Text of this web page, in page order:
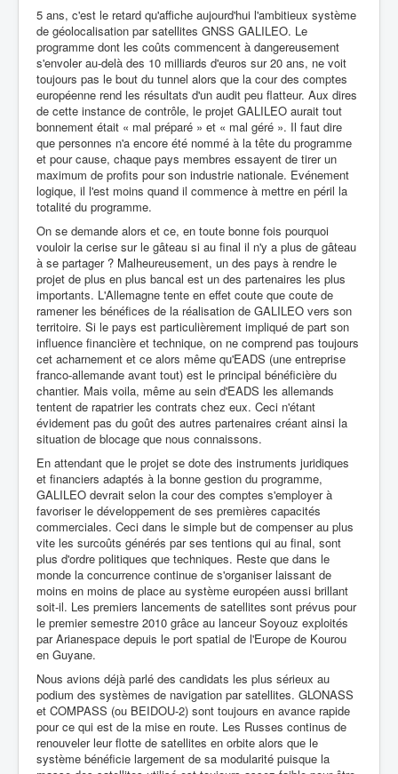
5 ans, c'est le retard qu'affiche aujourd'hui l'ambitieux système
de géolocalisation par satellites GNSS GALILEO. Le
programme dont les coûts commencent à dangereusement
s'envoler au-delà des 10 milliards d'euros sur 20 ans, ne voit
toujours pas le bout du tunnel alors que la cour des comptes
européenne rend les résultats d'un audit peu flatteur. Aux dires
de cette instance de contrôle, le projet GALILEO aurait tout
bonnement était « mal préparé » et « mal géré ». Il faut dire
que personnes n'a encore été nommé à la tête du programme
et pour cause, chaque pays membres essayent de tirer un
maximum de profits pour son industrie nationale. Evénement
logique, il l'est moins quand il commence à mettre en péril la
totalité du programme.
On se demande alors et ce, en toute bonne fois pourquoi
vouloir la cerise sur le gâteau si au final il n'y a plus de gâteau
à se partager ? Malheureusement, un des pays à rendre le
projet de plus en plus bancal est un des partenaires les plus
importants. L'Allemagne tente en effet coute que coute de
ramener les bénéfices de la réalisation de GALILEO vers son
territoire. Si le pays est particulièrement impliqué de part son
influence financière et technique, on ne comprend pas toujours
cet acharnement et ce alors même qu'EADS (une entreprise
franco-allemande avant tout) est le principal bénéficière du
chantier. Mais voila, même au sein d'EADS les allemands
tentent de rapatrier les contrats chez eux. Ceci n'étant
évidement pas du goût des autres partenaires créant ainsi la
situation de blocage que nous connaissons.
En attendant que le projet se dote des instruments juridiques
et financiers adaptés à la bonne gestion du programme,
GALILEO devrait selon la cour des comptes s'employer à
favoriser le développement de ses premières capacités
commerciales. Ceci dans le simple but de compenser au plus
vite les surcoûts générés par ses tentions qui au final, sont
plus d'ordre politiques que techniques. Reste que dans le
monde la concurrence continue de s'organiser laissant de
moins en moins de place au système européen aussi brillant
soit-il. Les premiers lancements de satellites sont prévus pour
le premier semestre 2010 grâce au lanceur Soyouz exploités
par Arianespace depuis le port spatial de l'Europe de Kourou
en Guyane.
Nous avions déjà parlé des candidats les plus sérieux au
podium des systèmes de navigation par satellites. GLONASS
et COMPASS (ou BEIDOU-2) sont toujours en avance rapide
pour ce qui est de la mise en route. Les Russes continus de
renouveler leur flotte de satellites en orbite alors que le
système bénéficie largement de sa modularité puisque la